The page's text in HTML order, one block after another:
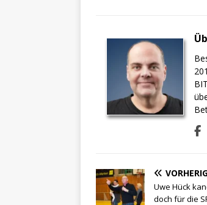
Uwe Hück
doch für die